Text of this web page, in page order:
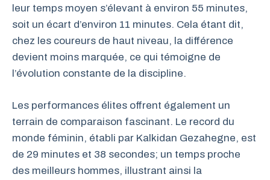
leur temps moyen s’élevant à environ 55 minutes,
soit un écart d’environ 11 minutes. Cela étant dit,
chez les coureurs de haut niveau, la différence
devient moins marquée, ce qui témoigne de
l’évolution constante de la discipline.
Les performances élites offrent également un
terrain de comparaison fascinant. Le record du
monde féminin, établi par Kalkidan Gezahegne, est
de 29 minutes et 38 secondes; un temps proche
des meilleurs hommes, illustrant ainsi la